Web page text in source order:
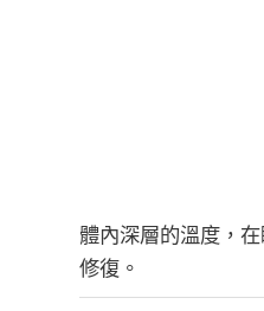
體內深層的溫度，
修復。